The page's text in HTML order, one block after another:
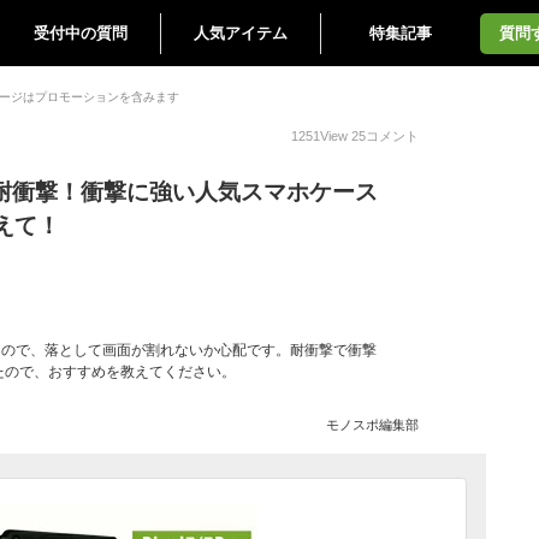
受付中の質問 人気アイテム 特集記事 質問
ジはプロモーションを含みます
1251View 25コメント
撃！衝撃に強い人気スマホケース
て！
で、落として画面が割れないか心配です。耐衝撃で衝撃
で、おすすめを教えてください。
モノスポ編集部